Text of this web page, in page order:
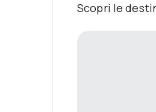
Scopri le